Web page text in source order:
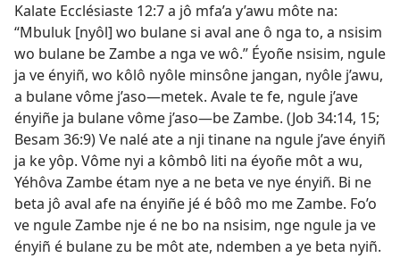
Kalate Ecclésiaste 12:7a jô mfa’a y’awu môte na:
“Mbuluk [nyôl] wo bulane si aval ane ô nga to, a nsisim
wo bulane be Zambe a nga ve wô.” Éyoñe nsisim, ngule
ja ve ényiñ, wo kôlô nyôle minsône jangan, nyôle j’awu,
a bulane vôme j’aso​—metek. Avale te fe, ngule j’ave
ényiñe ja bulane vôme j’aso​—be Zambe. (Job 34:14, 15;
Besam 36:9) Ve nalé ate a nji tinane na ngule j’ave ényiñ
ja ke yôp. Vôme nyi a kômbô liti na éyoñe môt a wu,
Yéhôva Zambe étam nye a ne beta ve nye ényiñ. Bi ne
beta jô aval afe na ényiñe jé é bôô mo me Zambe. Fo’o
ve ngule Zambe nje é ne bo na nsisim, nge ngule ja ve
ényiñ é bulane zu be môt ate, ndemben a ye beta nyiñ.